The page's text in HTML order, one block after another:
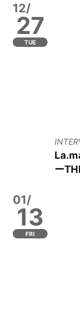
12/
27
TUE
ー
01/
13
FRI